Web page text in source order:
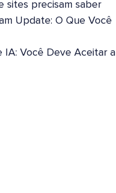
sites precisam saber
Update: O Que Você
IA: Você Deve Aceitar a